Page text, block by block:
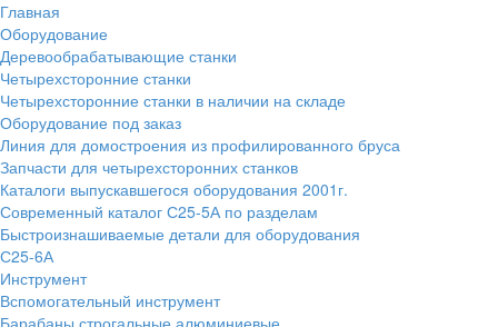
Главная
Оборудование
Деревообрабатывающие станки
Четырехсторонние станки
Четырехсторонние станки в наличии на складе
Оборудование под заказ
Линия для домостроения из профилированного бруса
Запчасти для четырехсторонних станков
Каталоги выпускавшегося оборудования 2001г.
Современный каталог С25-5А по разделам
Быстроизнашиваемые детали для оборудования
С25-6А
Инструмент
Вспомогательный инструмент
Барабаны строгальные алюминиевые